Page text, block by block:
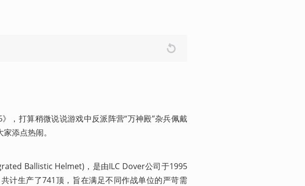
，打算稍微说说游戏中反派阵营“万神殿”杂兵佩戴
添点热闹。
Ballistic Helmet)，是由ILC Dover公司于1995
计生产了741顶，旨在满足不同作战单位的严苛需